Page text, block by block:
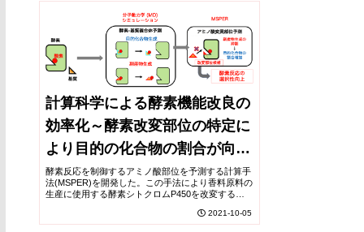
計算科学による酵素機能改良の
効率化～酵素改変部位の特定に
より目的の化合物の割合が向上
～
酵素反応を制御するアミノ酸部位を予測する計算手
法(MSPER)を開発した。この手法により香料原料の
生産に使用する酵素シトクロムP450を改変するこ
的化合物)の生成率を最大6.4倍まで向上させること
2021-10-05